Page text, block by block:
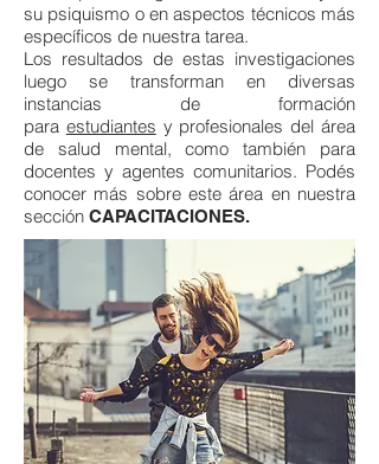
su psiquismo o en aspectos técnicos más
específicos de nuestra tarea.
Los resultados de estas investigaciones
luego se transforman en diversas
instancias de formación
para estudiantes y profesionales del área
de salud mental, como también para
docentes y agentes comunitarios. Podés
conocer más sobre este área en nuestra
sección CAPACITACIONES.